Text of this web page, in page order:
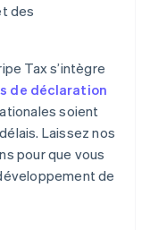
des
Tax s’intègre
de déclaration
soient
Laissez nos
pour que vous
de